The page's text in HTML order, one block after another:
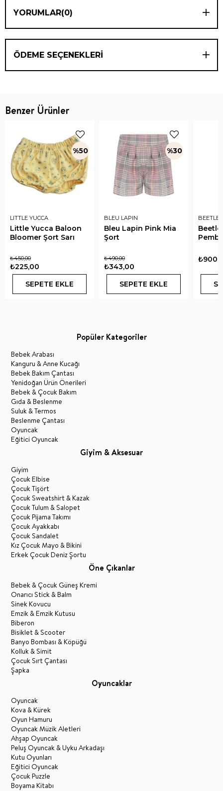
YORUMLAR(0)
ÖDEME SEÇENEKLERI
Benzer Ürünler
LITTLE YUCCA
Little Yucca Baloon
Bloomer Şort Sarı
₺225,00
₺450,00
SEPETE EKLE
%50
BLEU LAPIN
Bleu Lapin Pink Mia
Şort
₺343,00
₺490,00
SEPETE EKLE
%30
BEETLE
Popüler Kategoriler
Bebek Arabası
Kanguru & Anne Kucağı
Bebek Bakım Çantası
Yenidoğan Ürün Önerileri
Bebek & Çocuk Bakım
Gıda & Beslenme
Suluk & Termos
Beslenme Çantası
Oyuncak
Eğitici Oyuncak
Giyim & Aksesuar
Giyim
Çocuk Elbise
Çocuk Tişört
Çocuk Sweatshirt & Kazak
Çocuk Tulum & Salopet
Çocuk Pijama Takımı
Çocuk Ayakkabı
Çocuk Sandalet
Kız Çocuk Mayo & Bikini
Erkek Çocuk Deniz Şortu
Öne Çıkanlar
Bebek & Çocuk Güneş Kremi
Onarıcı Stick & Balm
Sinek Kovucu
Emzik & Emzik Kutusu
Biberon
Bisiklet & Scooter
Banyo Bombası & Köpüğü
Kolluk & Simit
Çocuk Sırt Çantası
Şapka
Oyuncaklar
Oyuncak
Kova & Kürek
Oyun Hamuru
Oyuncak Müzik Aletleri
Ahşap Oyuncak
Peluş Oyuncak & Uyku Arkadaşı
Kutu Oyunları
Eğitici Oyuncak
Çocuk Puzzle
Boyama Kitabı